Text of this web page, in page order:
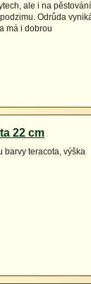
ale i na
Odrůda
má i dobrou
22 cm
barvy teracota, výška